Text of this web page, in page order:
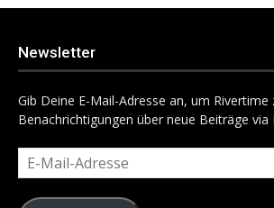
Newsletter
Gib Deine E-Mail-Adresse an, um
Benachrichtigungen über neue Beiträge via
E-
Mail-
Adresse